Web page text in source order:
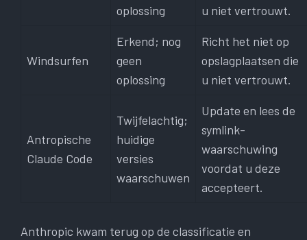
oplossing
u niet vertrouwt.
Windsurfen
Erkend; nog
geen
oplossing
Richt het niet op
opslagplaatsen die
u niet vertrouwt.
Antropische
Claude Code
Twijfelachtig;
huidige
versies
waarschuwen
Update en lees de
symlink-
waarschuwing
voordat u deze
accepteert.
Anthropic kwam terug op de classificatie en